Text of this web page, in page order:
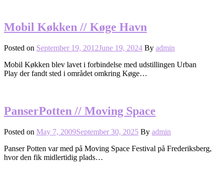
Mobil Køkken // Køge Havn
Posted on September 19, 2012June 19, 2024 By admin
Mobil Køkken blev lavet i forbindelse med udstillingen Urban
Play der fandt sted i området omkring Køge…
PanserPotten // Moving Space
Posted on May 7, 2009September 30, 2025 By admin
Panser Potten var med på Moving Space Festival på Frederiksberg,
hvor den fik midlertidig plads…